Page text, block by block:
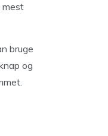
mest
bruge
og